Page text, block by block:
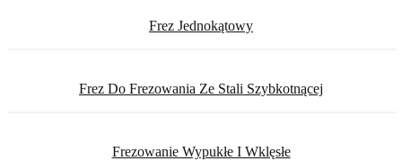
Frez Jednokątowy
Frez Do Frezowania Ze Stali Szybkotnącej
Frezowanie Wypukłe I Wklęsłe